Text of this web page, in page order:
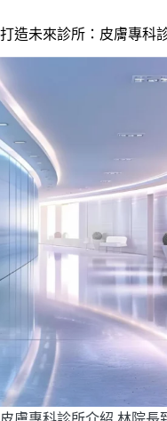
打造未來診所：皮膚專科